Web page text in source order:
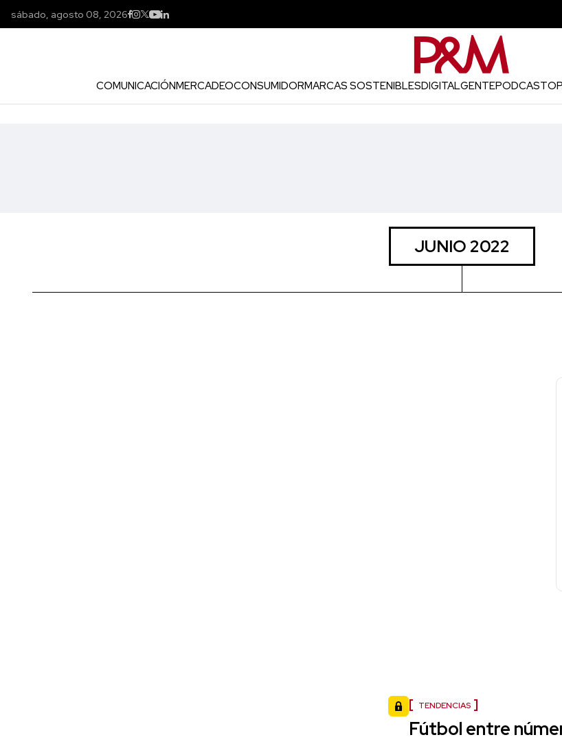
sábado, agosto 08, 2026
COMUNICACIÓNMERCADEOCONSUMIDORMARCAS SOSTENIBLESDIGITALGENTEPODCAST
JUNIO 2022
TENDENCIAS
Fútbol entre